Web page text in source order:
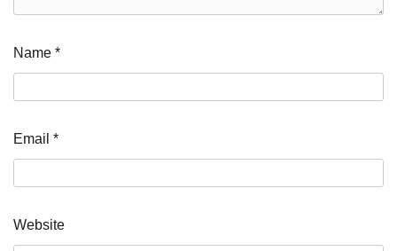
Name *
Email *
Website